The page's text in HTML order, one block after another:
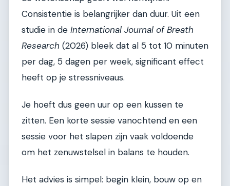
Consistentie is belangrijker dan duur. Uit een
studie in de International Journal of Breath
Research (2026) bleek dat al 5 tot 10 minuten
per dag, 5 dagen per week, significant effect
heeft op je stressniveaus.
Je hoeft dus geen uur op een kussen te
zitten. Een korte sessie vanochtend en een
sessie voor het slapen zijn vaak voldoende
om het zenuwstelsel in balans te houden.
Het advies is simpel: begin klein, bouw op en